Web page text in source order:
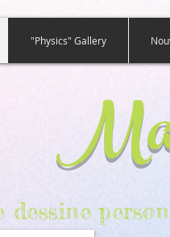
"Physics" Gallery